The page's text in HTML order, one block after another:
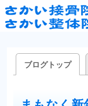
ブログトップ